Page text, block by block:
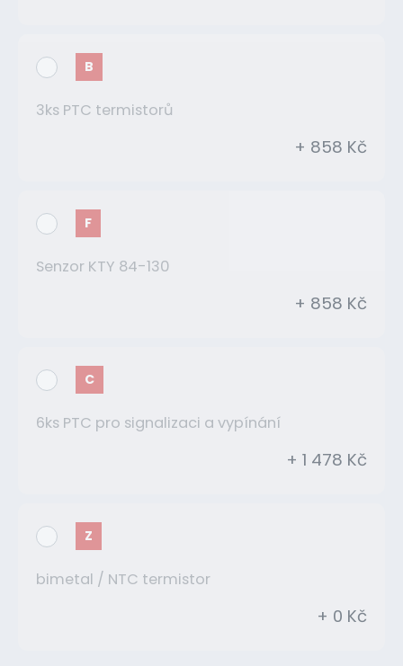
B
3ks PTC termistorů
+ 858 Kč
F
Senzor KTY 84-130
+ 858 Kč
C
6ks PTC pro signalizaci a vypínání
+ 1 478 Kč
Z
bimetal / NTC termistor
+ 0 Kč